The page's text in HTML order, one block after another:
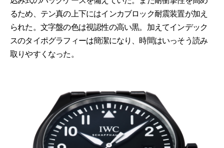
るため、テン真の上下にはインカブロック耐震装置が加え
られた。文字盤の色は視認性の高い黒。加えてインデック
スのタイポグラフィーは簡潔になり、時間はいっそう読み
取りやすくなった。